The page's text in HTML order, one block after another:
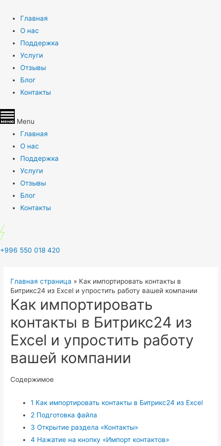
Главная
О нас
Поддержка
Услуги
Отзывы
Блог
Контакты
Menu
Главная
О нас
Поддержка
Услуги
Отзывы
Блог
Контакты
+996 550 018 420
Главная страница » Как импортировать контакты в
Битрикс24 из Excel и упростить работу вашей компании
Как импортировать
контакты в Битрикс24 из
Excel и упростить работу
вашей компании
Содержимое
1 Как импортировать контакты в Битрикс24 из Excel
2 Подготовка файла
3 Открытие раздела «Контакты»
4 Нажатие на кнопку «Импорт контактов»